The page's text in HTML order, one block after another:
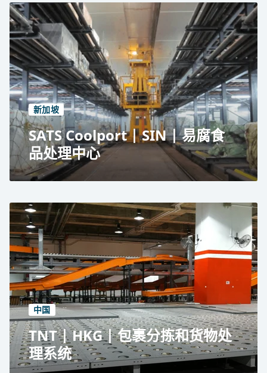
位于新加坡樟宜国际机场的 TNT 快递全球私人有
限公司
材料处理系统简化快递处理业务
每年 55,000 吨
占地面积 7,300 平方米
新加坡
SATS Coolport | SIN | 易腐食
品处理中心
新加坡樟宜机场的机场航站楼服务 (SATS)
用于易腐货物的全自动 ULD 处理系统
冷冻室和冷藏室内的 39 台动力输送机
186 个存储位置
中国
TNT | HKG | 包裹分拣和货物处
理系统